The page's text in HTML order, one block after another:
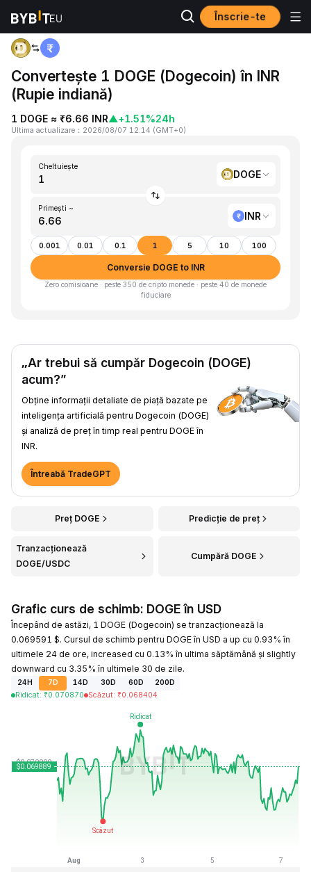
Înscrie-te
Acasă DOGE to INR
Convertește 1 DOGE (Dogecoin) în INR
(Rupie indiană)
1 DOGE ≈ ₹6.66 INR▲+1.51%24h
Ultima actualizare ： 2026/08/07 12:14 (GMT+0)
Cheltuiește
DOGE
Primești ~
INR
0.001 0.01 0.1 1 5 10 100
Conversie DOGE to INR
Zero comisioane · peste 350 de cripto monede · peste 40 de monede
fiduciare
„Ar trebui să cumpăr Dogecoin (DOGE)
acum?”
Obține informații detaliate de piață bazate pe
inteligența artificială pentru Dogecoin (DOGE)
și analiză de preț în timp real pentru DOGE în
INR.
Întreabă TradeGPT
Preț DOGE Predicție de preț
Tranzacționează
DOGE/USDC
Cumpără DOGE
Grafic curs de schimb: DOGE în USD
Începând de astăzi, 1 DOGE (Dogecoin) se tranzacționează la
0.069591 $. Cursul de schimb pentru DOGE în USD a up cu 0.93% în
ultimele 24 de ore, increased cu 0.13% în ultima săptămână și slightly
downward cu 3.35% în ultimele 30 de zile.
24H 7D 14D 30D 60D
200D
Ridicat: ₹0.070870 Scăzut: ₹0.068404
Ultima actualizare: 2026-08-07, 12:14 GMT+0